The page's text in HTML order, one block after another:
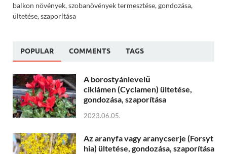
balkon növények, szobanövények termesztése, gondozása,
ültetése, szaporítása
POPULAR COMMENTS TAGS
A borostyánlevelű
ciklámen (Cyclamen) ültetése,
gondozása, szaporítása
2023.06.05.
Az aranyfa vagy aranycserje (Forsyt
hia) ültetése, gondozása, szaporítása